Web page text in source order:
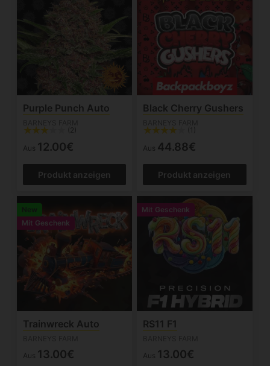
Purple Punch Auto
(2)
Aus 12.00€
Produkt anzeigen
Black Cherry Gushers
(1)
Aus 44.88€
Produkt anzeigen
New
Mit Geschenk
Trainwreck Auto
Aus 13.00€
Mit Geschenk
RS11 F1
Aus 13.00€